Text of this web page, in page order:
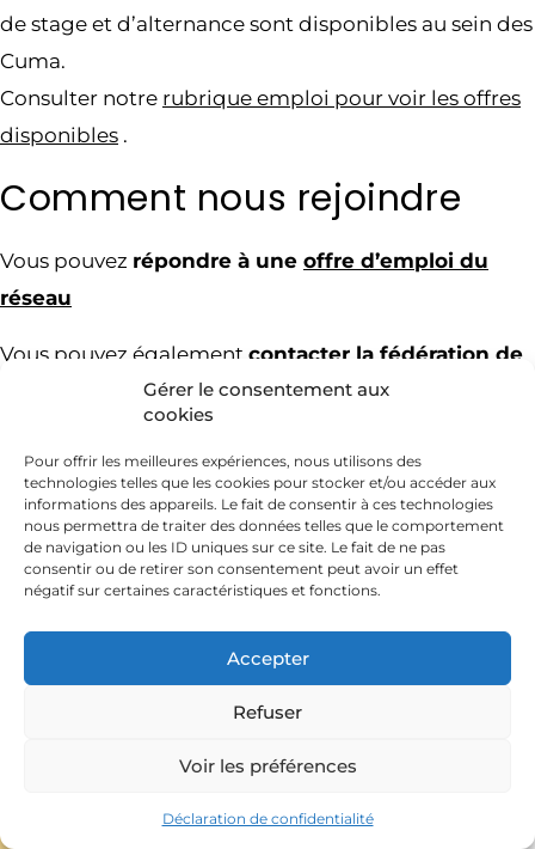
Gérer le consentement aux
cookies
Pour offrir les meilleures expériences, nous utilisons des
technologies telles que les cookies pour stocker et/ou accéder aux
informations des appareils. Le fait de consentir à ces technologies
nous permettra de traiter des données telles que le comportement
de navigation ou les ID uniques sur ce site. Le fait de ne pas
consentir ou de retirer son consentement peut avoir un effet
négatif sur certaines caractéristiques et fonctions.
Accepter
Refuser
Voir les préférences
Déclaration de confidentialité
de stage et d’alternance sont disponibles au sein des
Cuma.
Consulter notre rubrique emploi pour voir les offres
disponibles .
Comment nous rejoindre
Vous pouvez répondre à une offre d’emploi du
réseau
Vous pouvez également contacter la fédération de
Cuma / AGC de votre territoire et envoyer une
candidature spontanée.
Les dernières offres
d'emploi en Cuma
CHAUFFEUR – MECANICIEN